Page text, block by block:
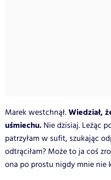
Marek westchnął.Wiedział,
uśmiechu. Nie dzisiaj. Leżąc
patrzyłam w sufit, szukając
odtrąciłam? Może to ja coś
ona po prostu nigdy mnie nie